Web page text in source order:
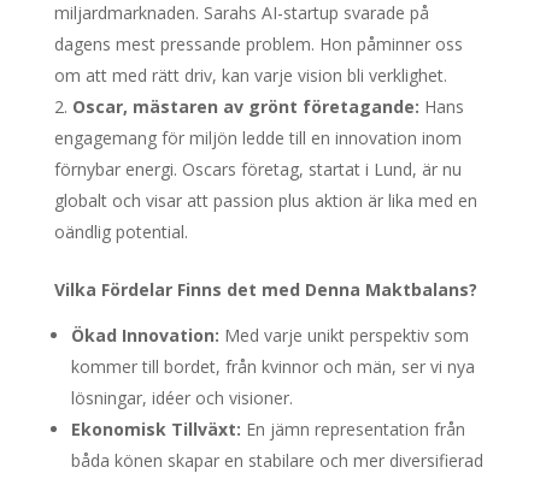
miljardmarknaden. Sarahs AI-startup svarade på
dagens mest pressande problem. Hon påminner oss
om att med rätt driv, kan varje vision bli verklighet.
Oscar, mästaren av grönt företagande: Hans
engagemang för miljön ledde till en innovation inom
förnybar energi. Oscars företag, startat i Lund, är nu
globalt och visar att passion plus aktion är lika med en
oändlig potential.
Vilka Fördelar Finns det med Denna Maktbalans?
Ökad Innovation: Med varje unikt perspektiv som
kommer till bordet, från kvinnor och män, ser vi nya
lösningar, idéer och visioner.
Ekonomisk Tillväxt: En jämn representation från
båda könen skapar en stabilare och mer diversifierad